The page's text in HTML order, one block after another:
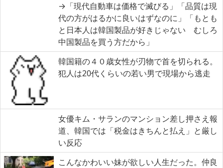
→「現代自動車は価格で滅びる」「品質は現
代の方がはるかに良いはずなのに」「もとも
と日本人は韓国製品が好きじゃない むしろ
中国製品を買う方だから」
韓国籍の４０歳女性が刃物で首を切られる。
犯人は20代くらいの若い男で現場から逃走
女優キム・サランのマンション差し押さえ報
道、韓国では「税金はきちんと払え」と厳し
い反応
こんなかわいい妹が欲しい人生だった。仲良